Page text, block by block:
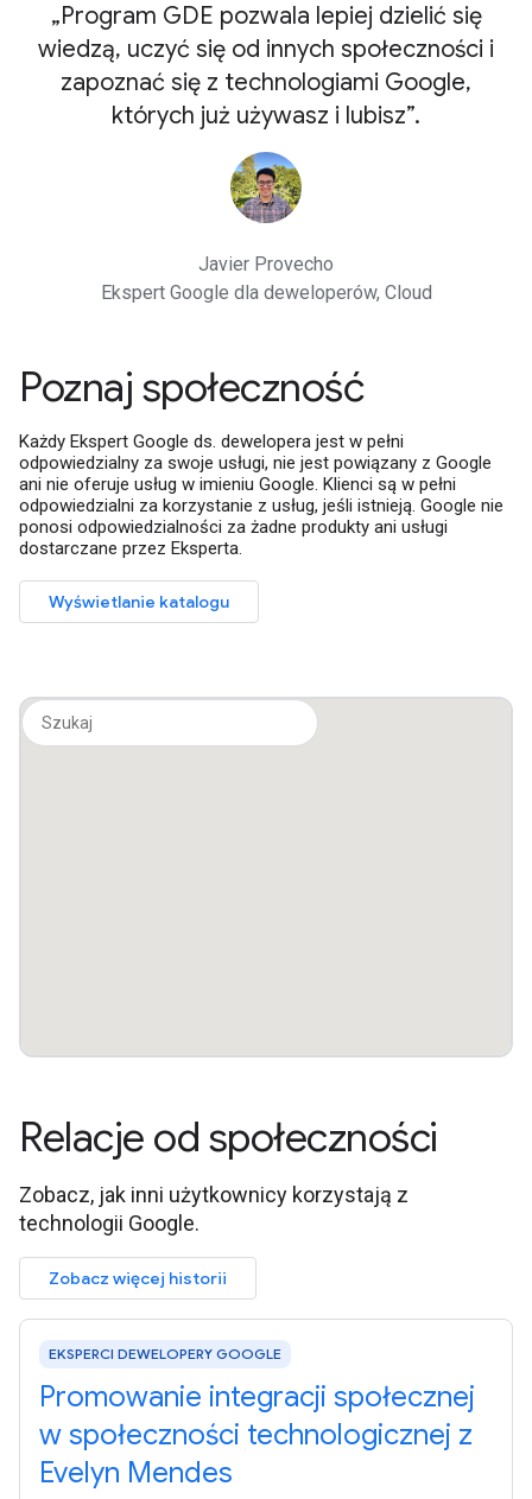
„Program GDE pozwala lepiej dzielić się
wiedzą, uczyć się od innych społeczności i
zapoznać się z technologiami Google,
których już używasz i lubisz”.
Javier Provecho
Ekspert Google dla deweloperów, Cloud
Poznaj społeczność
Każdy Ekspert Google ds. dewelopera jest w pełni
odpowiedzialny za swoje usługi, nie jest powiązany z Google
ani nie oferuje usług w imieniu Google. Klienci są w pełni
odpowiedzialni za korzystanie z usług, jeśli istnieją. Google nie
ponosi odpowiedzialności za żadne produkty ani usługi
dostarczane przez Eksperta.
Wyświetlanie katalogu
Relacje od społeczności
Zobacz, jak inni użytkownicy korzystają z
technologii Google.
Zobacz więcej historii
EKSPERCI DEWELOPERY GOOGLE
Promowanie integracji społecznej
w społeczności technologicznej z
Evelyn Mendes